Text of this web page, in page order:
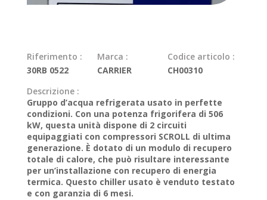
Riferimento :
30RB 0522
Marca :
CARRIER
Codice articolo :
CH00310
Descrizione :
Gruppo d’acqua refrigerata usato in perfette
condizioni. Con una potenza frigorifera di 506
kW, questa unità dispone di 2 circuiti
equipaggiati con compressori SCROLL di ultima
generazione. È dotato di un modulo di recupero
totale di calore, che può risultare interessante
per un’installazione con recupero di energia
termica. Questo chiller usato è venduto testato
e con garanzia di 6 mesi.